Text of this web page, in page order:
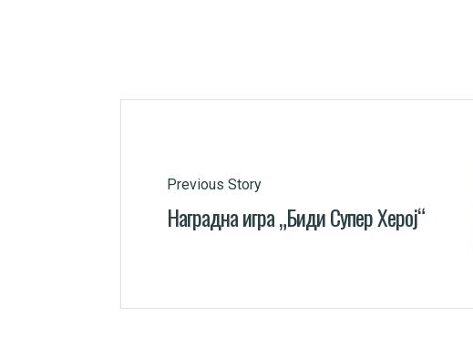
Previous Story
Наградна игра „Биди Супер Херој“